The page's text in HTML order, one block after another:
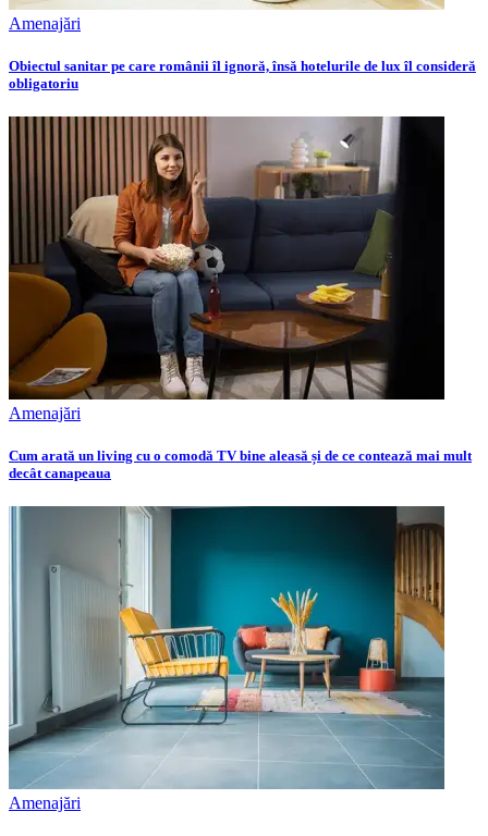
Amenajări
Obiectul sanitar pe care românii îl ignoră, însă hotelurile de lux îl consideră
obligatoriu
Amenajări
Cum arată un living cu o comodă TV bine aleasă și de ce contează mai mult
decât canapeaua
Amenajări